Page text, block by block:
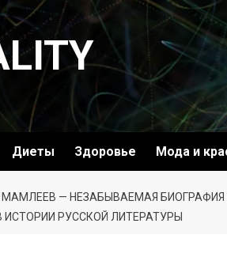
Диеты Здоровье Мода и
— НЕЗАБЫВАЕМАЯ
РУССКОЙ ЛИТЕРАТУРЫ